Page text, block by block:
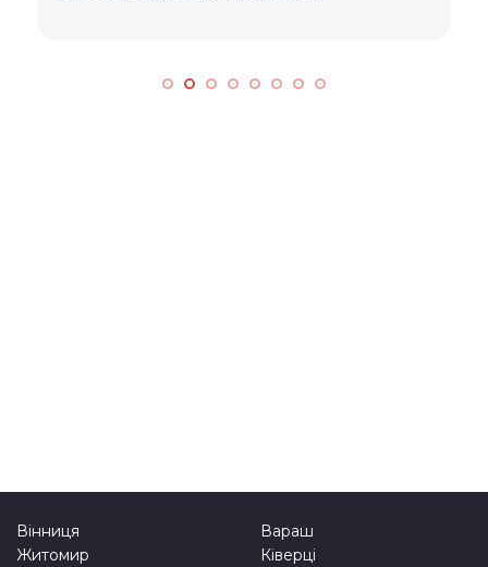
Вінниця
Житомир
Вараш
Ківерці